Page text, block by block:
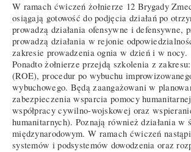
W ramach ćwiczeń żołnierze 12 Brygady
osiągają gotowość do podjęcia działań po
prowadzą działania ofensywne i defensywne,
prowadzą działania w rejonie
zakresie prowadzenia ognia w dzień i w nocy.
Ponadto żołnierze przejdą szkolenia z
(ROE), procedur po wybuchu
wybuchowego. Będą zaangażowani w
zabezpieczenia wsparcia pomocy
współpracy cywilno-wojskowej oraz
humanitarnych). Poznają również działania w
międzynarodowym. W ramach ćwiczeń
systemów i podsystemów dowodzenia oraz